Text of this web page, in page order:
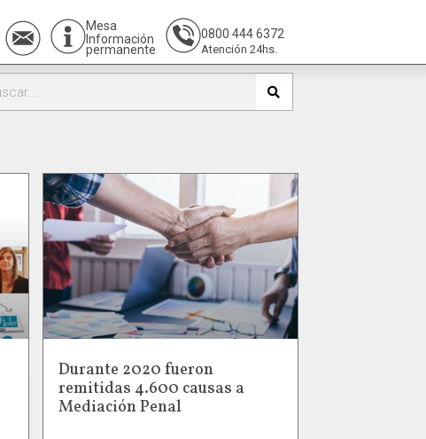
Mesa
Información
permanente
0800 444 6372
Atención 24hs.
Durante 2020 fueron
remitidas 4.600 causas a
Mediación Penal